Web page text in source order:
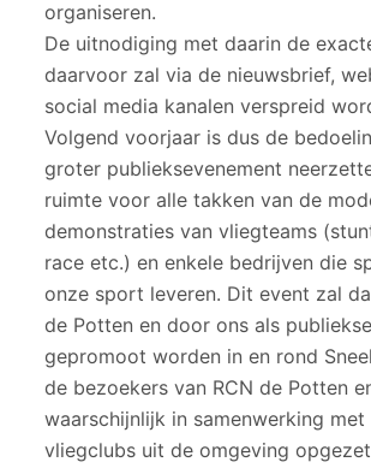
organiseren.
De uitnodiging met daarin de
daarvoor zal via de nieuwsbrief,
social media kanalen verspreid
Volgend voorjaar is dus de
groter publieksevenement
ruimte voor alle takken van de
demonstraties van vliegteams
race etc.) en enkele bedrijven die
onze sport leveren. Dit event zal
de Potten en door ons als
gepromoot worden in en rond
de bezoekers van RCN de Potten
waarschijnlijk in samenwerking met
vliegclubs uit de omgeving